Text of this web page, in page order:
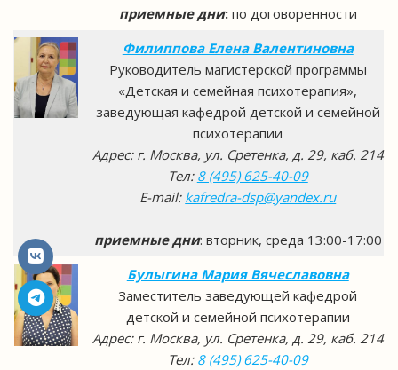
приемные дни: по договоренности
Филиппова Елена Валентиновна
Руководитель магистерской программы
«Детская и семейная психотерапия»,
заведующая кафедрой детской и семейной
психотерапии
Адрес: г. Москва, ул. Сретенка, д. 29, каб. 214
Тел: 8 (495) 625-40-09
E-mail: kafredra-dsp@yandex.ru
приемные дни: вторник, среда 13:00-17:00
Булыгина Мария Вячеславовна
Заместитель заведующей кафедрой
детской и семейной психотерапии
Адрес: г. Москва, ул. Сретенка, д. 29, каб. 214
Тел: 8 (495) 625-40-09